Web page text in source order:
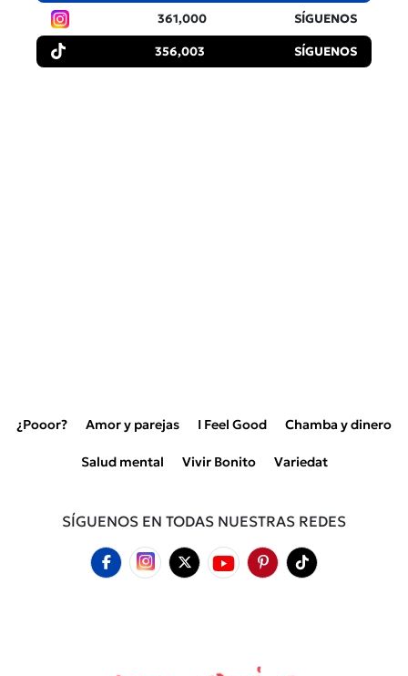
361,000 SÍGUENOS
356,003 SÍGUENOS
¿Pooor? Amor y parejas I Feel Good Chamba y dinero
Salud mental Vivir Bonito Variedat
SÍGUENOS EN TODAS NUESTRAS REDES